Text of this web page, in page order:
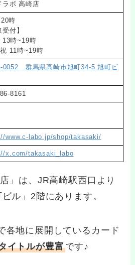
ラボ 高崎店
時
受付】
13時~19時
11時~19時
0052 群馬県高崎市旭町34-5 旭町ビ
8161
www.c-labo.jp/shop/takasaki/
x.com/takasaki_labo
」は、JR高崎駅西口より
ル」2階にあります。
各地に展開しているカード
イトルが豊富です♪